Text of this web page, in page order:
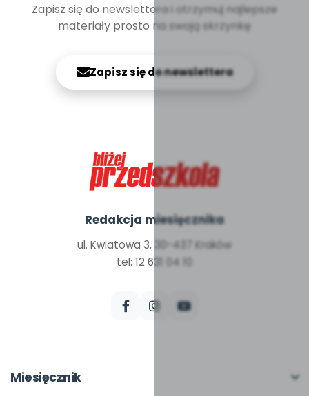
Zapisz się do newslettera i otrzymuj najlepsze
materiały prosto na swoją skrzynkę
Zapisz się do newslettera
Redakcja miesięcznika
ul. Kwiatowa 3, 30-437 Kraków
tel: 12 631 04 10
Miesięcznik